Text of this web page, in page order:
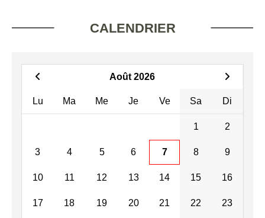
CALENDRIER
Août 2026
Lu Ma Me Je Ve Sa Di
1 2
3 4 5 6 7 8 9
10 11 12 13 14 15 16
17 18 19 20 21 22 23